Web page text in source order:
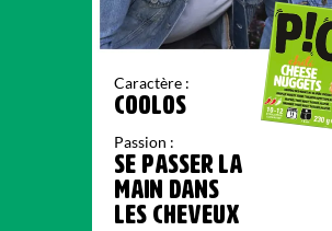
Caractère :
COOLOS
Passion :
SE PASSER LA
MAIN DANS
LES CHEVEUX